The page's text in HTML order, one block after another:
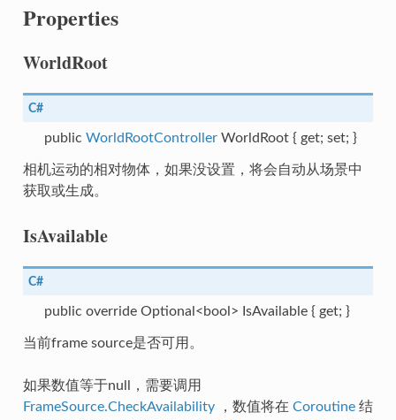
Properties
WorldRoot
C#
public WorldRootControllerWorldRoot { get; set; }
相机运动的相对物体，如果没设置，将会自动从场景中
获取或生成。
IsAvailable
C#
public override Optional<bool> IsAvailable { get; }
当前frame source是否可用。
如果数值等于null，需要调用
FrameSource.CheckAvailability，数值将在 Coroutine结